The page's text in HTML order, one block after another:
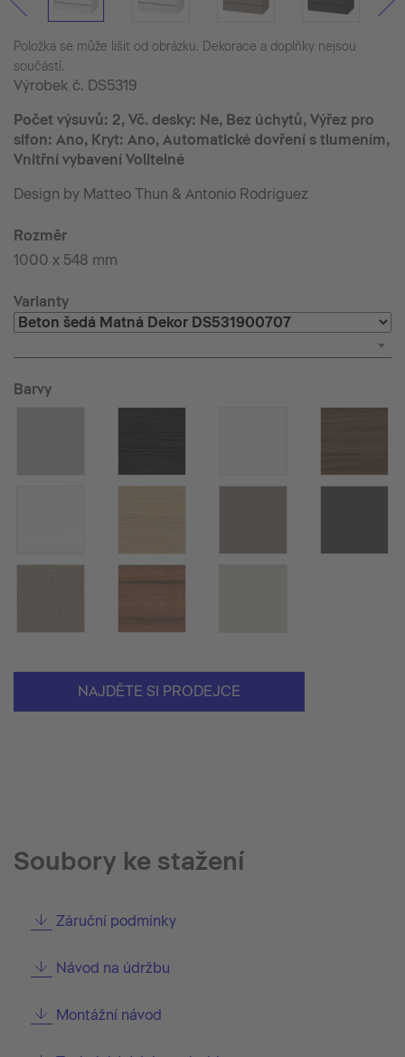
Položka se může lišit od obrázku. Dekorace a doplňky nejsou
součástí.
Výrobek č. DS5319
Počet výsuvů: 2, Vč. desky: Ne, Bez úchytů, Výřez pro
sifon: Ano, Kryt: Ano, Automatické dovření s tlumením,
Vnitřní vybavení Volitelné
Design by Matteo Thun & Antonio Rodriguez
Rozměr
1000 x 548 mm
Varianty
Barvy
NAJDĚTE SI PRODEJCE
Soubory ke stažení
Záruční podmínky
Návod na údržbu
Montážní návod